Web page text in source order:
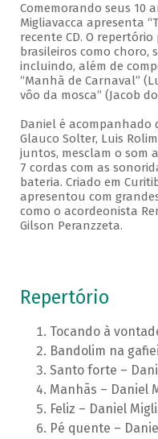
Comemorando seus 10
Migliavacca apresenta
recente CD. O
brasileiros como choro,
incluindo, além de
“Manhã de Carnaval”
vôo da mosca” (Jacob
Daniel é acompanhado
Glauco Solter, Luis
juntos, mesclam o som
7 cordas com as
bateria. Criado em
apresentou com
como o acordeonista
Gilson Peranzzeta.
Repertório
Tocando à
Bandolim na
Santo forte –
Manhãs – Daniel
Feliz – Daniel
Pé quente –